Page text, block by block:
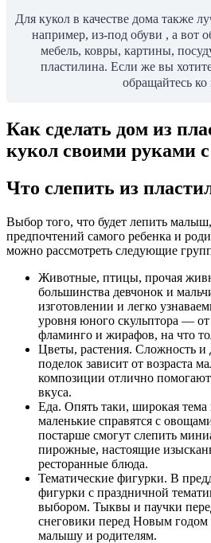
Для кукол в качестве дома также
например, из-под обуви , а вот
мебель, ковры, картины,
пластилина. Если же вы
обращайтесь
Как сделать дом из
кукол своими руками
Что слепить из
Выбор того, что будет лепить
предпочтений самого ребенка и
можно рассмотреть следующие
Животные, птицы, прочая
большинства девчонок и
изготовлении и легко
уровня юного скульптора —
фламинго и жирафов, на что
Цветы, растения. Сложность и
поделок зависит от возраста
композиции отлично помогают
вкуса.
Еда. Опять таки, широкая
маленькие справятся с
постарше смогут слепить
пирожные, настоящие
ресторанные блюда.
Тематические фигурки. В
фигурки с праздничной
выбором. Тыквы и паучки
снеговики перед Новым годом
малышу и родителям.